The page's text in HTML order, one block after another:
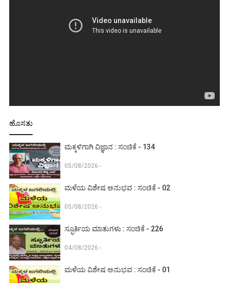
ಹೊಸತು
ಮಕ್ಕಳಿಗಾಗಿ ವಿಜ್ಞಾನ : ಸಂಚಿಕೆ - 134
05/08/2026 -
ಮಳೆಯ ವಿಶೇಷ ಅನುಭವ : ಸಂಚಿಕೆ - 02
05/08/2026 -
ಸ್ಫೂರ್ತಿಯ ಮಾತುಗಳು : ಸಂಚಿಕೆ - 226
04/08/2026 -
ಮಳೆಯ ವಿಶೇಷ ಅನುಭವ : ಸಂಚಿಕೆ - 01